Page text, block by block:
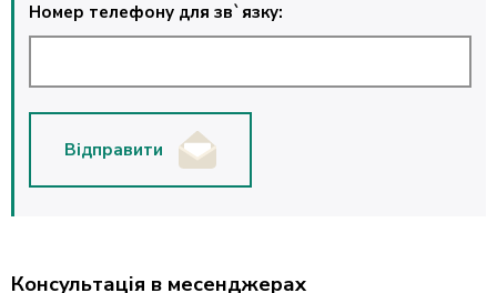
Номер телефону для зв`язку:
Відправити
Консультація в месенджерах